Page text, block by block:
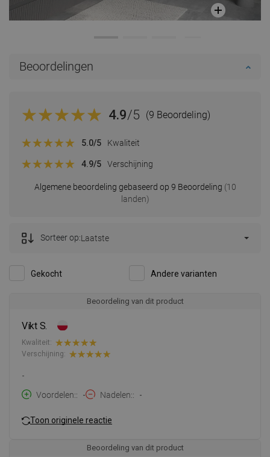
Beoordelingen
4.9/5 (9 Beoordeling)
Algemene beoordeling gebaseerd op 9 Beoordeling (10
landen)
5.0/5 Kwaliteit
4.9/5 Verschijning
Gekocht Andere varianten
Sorteer op:Laatste
Beoordeling van dit product
Vikt S.
Kwaliteit:
Verschijning:
-
Voordelen:
- Nadelen: -
Toon originele reactie
Beoordeling van dit product